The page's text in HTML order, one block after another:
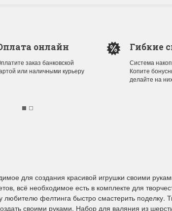
Туманова
2024 13:01
14
онлайн
заказ банковской
или наличными курьеру
Гибкие
Система
Копите
делайте на
для создания красивой игрушки своими
всё необходимое есть в комплекте для
фелтинга быстро смастерить поделку.
своими руками. Набор для валяния из